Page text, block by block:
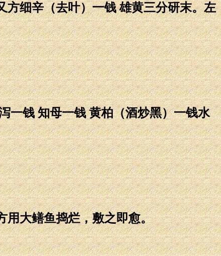
细辛（去叶）一钱 雄黄三分研末。左
钱 知母一钱 黄柏（酒炒黑）一钱水
大鳝鱼捣烂，敷之即愈。